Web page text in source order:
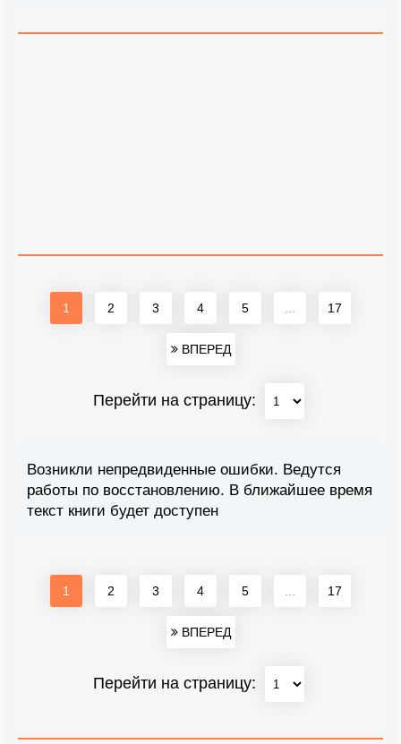
1 2 3 4 5 17
ВПЕРЕД
Перейти на страницу:
Возникли непредвиденные ошибки. Ведутся
работы по восстановлению. В ближайшее время
текст книги будет доступен
1 2 3 4 5 17
ВПЕРЕД
Перейти на страницу: